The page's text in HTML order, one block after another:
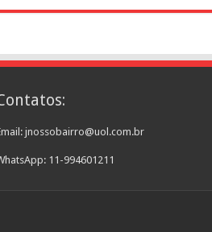
jnossobairro@uol.com.br
11-994601211